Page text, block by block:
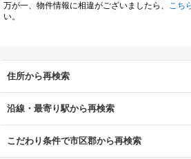
万が一、物件情報に相違がございましたら、
こち
い。
住所から再検索
沿線・最寄り駅から再検索
こだわり条件で市区郡から再検索